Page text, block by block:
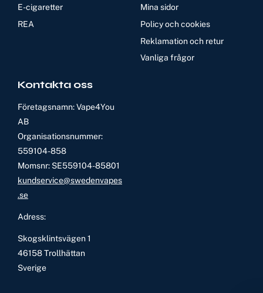
E-cigaretter
REA
Mina sidor
Policy och cookies
Reklamation och retur
Vanliga frågor
Kontakta oss
Företagsnamn: Vape4You
AB
Organisationsnummer:
559104-858
Momsnr: SE559104-85801
kundservice@swedenvapes
.se
Adress:
Skogsklintsvägen 1
46158 Trollhättan
Sverige